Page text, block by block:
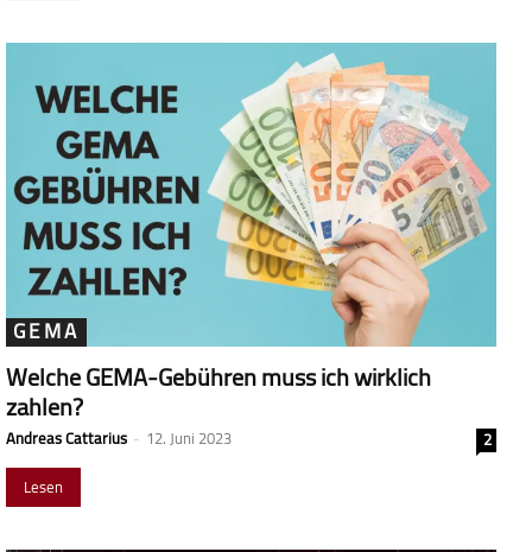
GEMA
Welche GEMA-Gebühren muss ich wirklich
zahlen?
Andreas Cattarius - 12. Juni 2023
2
Lesen